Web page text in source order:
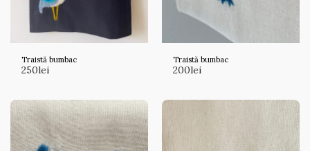
Traistă bumbac
250lei
Traistă bumbac
200lei